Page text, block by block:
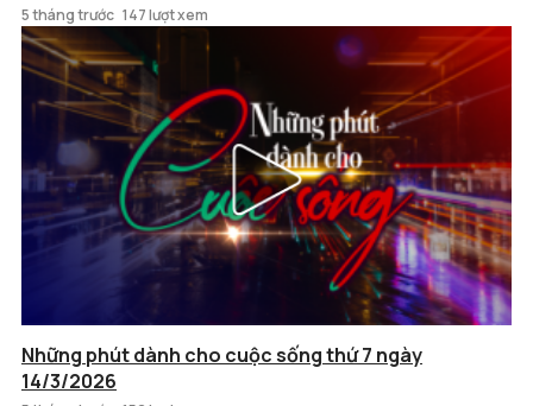
5 tháng trước 147 lượt xem
Những phút dành cho cuộc sống thứ 7 ngày
14/3/2026